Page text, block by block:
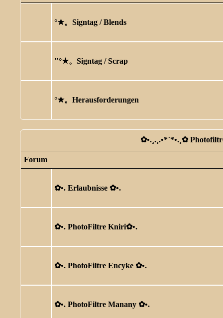
°★。Signtag / Blends
"°★。Signtag / Scrap
°★。Herausforderungen
✿ •.¸.¸.•*`*•.¸✿
Forum
✿ •. Erlaubnisse ✿ •.
✿ •. PhotoFiltre Kniri✿ •.
✿ •. PhotoFiltre Encyke ✿ •.
✿ •. PhotoFiltre Manany ✿ •.